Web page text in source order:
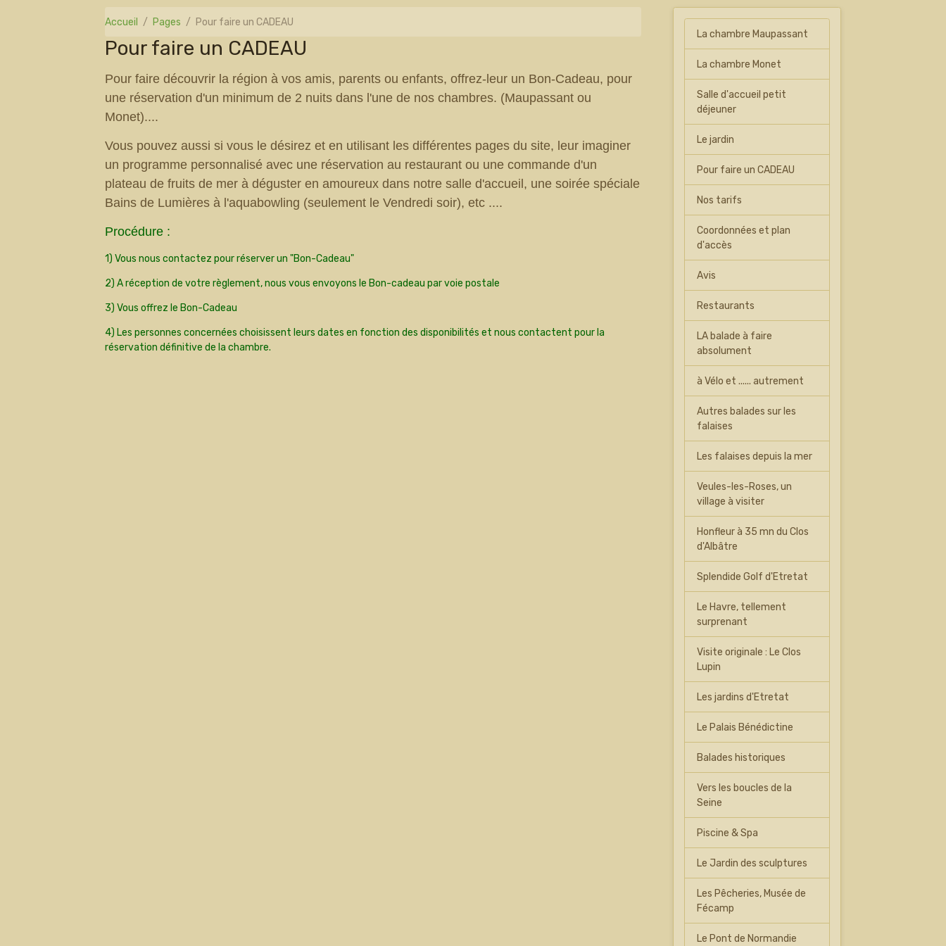
Accueil Pages Pour faire un CADEAU
Pour faire un CADEAU
Pour faire découvrir la région à vos amis, parents ou enfants, offrez-leur un Bon-Cadeau, pour
une réservation d'un minimum de 2 nuits dans l'une de nos chambres. (Maupassant ou
Monet)....
Vous pouvez aussi si vous le désirez et en utilisant les différentes pages du site, leur imaginer
un programme personnalisé avec une réservation au restaurant ou une commande d'un
plateau de fruits de mer à déguster en amoureux dans notre salle d'accueil, une soirée spéciale
Bains de Lumières à l'aquabowling (seulement le Vendredi soir), etc ....
Procédure :
1) Vous nous contactez pour réserver un "Bon-Cadeau"
2) A réception de votre règlement, nous vous envoyons le Bon-cadeau par voie postale
3) Vous offrez le Bon-Cadeau
4) Les personnes concernées choisissent leurs dates en fonction des disponibilités et nous contactent pour la
réservation définitive de la chambre.
La chambre Maupassant
La chambre Monet
Salle d'accueil petit
déjeuner
Le jardin
Pour faire un CADEAU
Nos tarifs
Coordonnées et plan
d'accès
Avis
Restaurants
LA balade à faire
absolument
à Vélo et ...... autrement
Autres balades sur les
falaises
Les falaises depuis la mer
Veules-les-Roses, un
village à visiter
Honfleur à 35 mn du Clos
d'Albâtre
Splendide Golf d'Etretat
Le Havre, tellement
surprenant
Visite originale : Le Clos
Lupin
Les jardins d'Etretat
Le Palais Bénédictine
Balades historiques
Vers les boucles de la
Seine
Piscine & Spa
Le Jardin des sculptures
Les Pêcheries, Musée de
Fécamp
Le Pont de Normandie